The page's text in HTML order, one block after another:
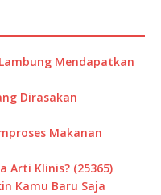
Mendapatkan
Dirasakan
Makanan
Arti Klinis? (25365)
Kamu Baru Saja